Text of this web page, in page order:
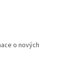
o nových